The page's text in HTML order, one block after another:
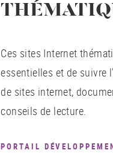
Ces sites Internet
essentielles et de suivre
de sites internet,
conseils de lecture.
PORTAIL